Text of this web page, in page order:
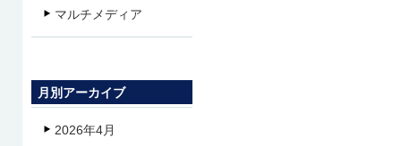
マルチメディア
月別アーカイブ
2026年4月